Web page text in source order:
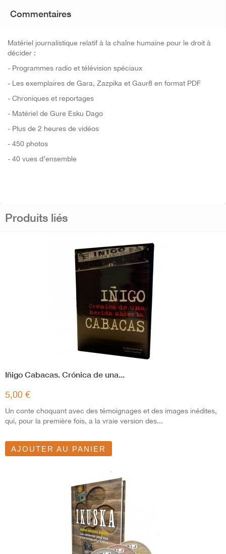
Commentaires
Matériel journalistique relatif à la chaîne humaine pour le droit à
décider :
- Programmes radio et télévision spéciaux
- Les exemplaires de Gara, Zazpika et Gaur8 en format PDF
- Chroniques et reportages
- Matériel de Gure Esku Dago
- Plus de 2 heures de vidéos
- 450 photos
- 40 vues d’ensemble
Produits liés
Iñigo Cabacas. Crónica de una...
5,00 €
Un conte choquant avec des témoignages et des images inédites,
qui, pour la première fois, a la vraie version des...
AJOUTER AU PANIER